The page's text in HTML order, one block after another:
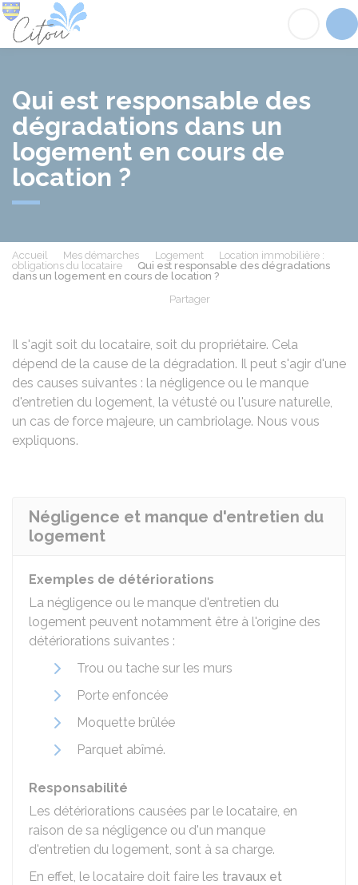
Qui est responsable des
dégradations dans un
logement en cours de
location ?
Accueil Mes démarches Logement
Location immobilière :
obligations du locataire
Qui est responsable des dégradations
dans un logement en cours de location ?
Partager
Il s'agit soit du locataire, soit du propriétaire. Cela
dépend de la cause de la dégradation. Il peut s'agir d'une
des causes suivantes : la négligence ou le manque
d'entretien du logement, la vétusté ou l'usure naturelle,
un cas de force majeure, un cambriolage. Nous vous
expliquons.
Négligence et manque d'entretien du
logement
Exemples de détériorations
La négligence ou le manque d'entretien du
logement peuvent notamment être à l'origine des
détériorations suivantes :
Trou ou tache sur les murs
Porte enfoncée
Moquette brûlée
Parquet abîmé.
Responsabilité
Les détériorations causées par le locataire, en
raison de sa négligence ou d'un manque
d'entretien du logement, sont à sa charge.
En effet, le locataire doit faire les travaux et